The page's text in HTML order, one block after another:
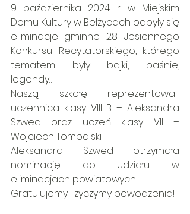
9 października 2024 r. w Miejskim
Domu Kultury w Bełżycach odbyły się
eliminacje gminne 28. Jesiennego
Konkursu Recytatorskiego, którego
tematem były bajki, baśnie,
legendy…
Naszą szkołę reprezentowali:
uczennica klasy VIII B – Aleksandra
Szwed oraz uczeń klasy VII –
Wojciech Tompalski.
Aleksandra Szwed otrzymała
nominację do udziału w
eliminacjach powiatowych.
Gratulujemy i życzymy powodzenia!